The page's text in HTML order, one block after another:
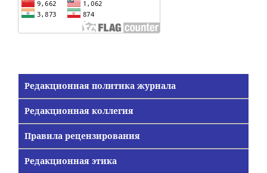
Редакционная политика журнала
Редакционная коллегия
Правила рецензирования
Редакционная этика